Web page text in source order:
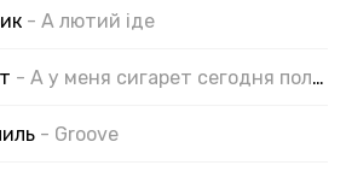
- А лютий іде
- А у меня сигарет сегодня полные карманы
- Groove